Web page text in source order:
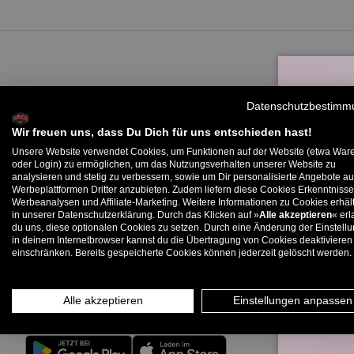
E-
30 Tage Rückgaberecht
Kostenlose Rücksendungen in Deutschland
Bestpreisgarantie
SSL Secure Shopping
Bezahlung nach 30 Tagen mit PayPal
FacebookYouTubeInstagramWhatsAppTikTokLinkedIn
Wir freuen uns, dass Du Dich für uns entschieden hast!
Unsere Website verwendet Cookies, um Funktionen auf der Website (etwa
oder Login) zu ermöglichen, um das Nutzungsverhalten unserer Website zu
analysieren und stetig zu verbessern, sowie um Dir personalisierte Angebote
Werbeplattformen Dritter anzubieten. Zudem liefern diese Cookies
Werbeanalysen und Affiliate-Marketing. Weitere Informationen zu Cookies
in unserer Datenschutzerklärung. Durch das Klicken auf »Alle akzeptieren«
du uns, diese optionalen Cookies zu setzen. Durch eine Änderung der
in deinem Internetbrowser kannst du die Übertragung von Cookies
einschränken. Bereits gespeicherte Cookies können jederzeit gelöscht werden.
Alle akzeptieren Einstellungen anpassen